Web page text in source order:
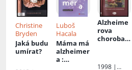
Christine
Bryden
Jaká budu
umírat?
Luboš
Hacala
Máma má
alzheimer
a:
Alzheime
rova
choroba v
pro ty,
1998 |